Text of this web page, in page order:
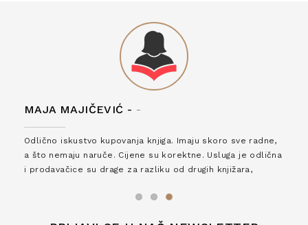
MAJA MAJIČEVIĆ - -
Odlično iskustvo kupovanja knjiga. Imaju skoro sve radne,
a što nemaju naruče. Cijene su korektne. Usluga je odlična
i prodavačice su drage za razliku od drugih knjižara,